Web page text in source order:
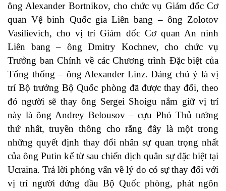
ông Alexander Bortnikov, cho chức vụ Giám đốc Cơ
quan Vệ binh Quốc gia Liên bang – ông Zolotov
Vasilievich, cho vị trí Giám đốc Cơ quan An ninh
Liên bang – ông Dmitry Kochnev, cho chức vụ
Trưởng ban Chính về các Chương trình Đặc biệt của
Tổng thống – ông Alexander Linz. Đáng chú ý là vị
trí Bộ trưởng Bộ Quốc phòng đã được thay đổi, theo
đó người sẽ thay ông Sergei Shoigu nắm giữ vị trí
này là ông Andrey Belousov – cựu Phó Thủ tướng
thứ nhất, truyền thông cho rằng đây là một trong
những quyết định thay đổi nhân sự quan trọng nhất
của ông Putin kể từ sau chiến dịch quân sự đặc biệt tại
Ucraina. Trả lời phỏng vấn về lý do có sự thay đổi với
vị trí người đứng đầu Bộ Quốc phòng, phát ngôn